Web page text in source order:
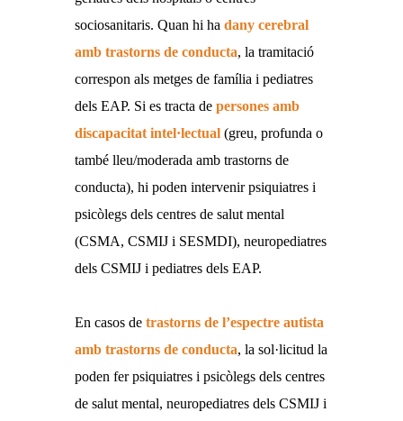
sociosanitaris. Quan hi hadany cerebral
amb trastorns de conducta, la tramitació
correspon als metges de família i pediatres
dels EAP. Si es tracta depersones amb
discapacitat intel·lectual (greu, profunda o
també lleu/moderada amb trastorns de
conducta), hi poden intervenir psiquiatres i
psicòlegs dels centres de salut mental
(CSMA, CSMIJ i SESMDI), neuropediatres
dels CSMIJ i pediatres dels EAP.
En casos detrastorns de l’espectre autista
amb trastorns de conducta, la sol·licitud la
poden fer psiquiatres i psicòlegs dels centres
de salut mental, neuropediatres dels CSMIJ i